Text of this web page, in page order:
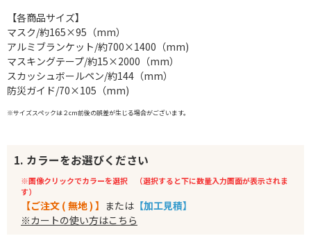
【各商品サイズ】
マスク/約165×95（mm）
アルミブランケット/約700×1400（mm)
マスキングテープ/約15×2000（mm）
スカッシュボールペン/約144（mm）
防災ガイド/70×105（mm)
※サイズスペックは２cm前後の誤差が生じる場合がございます。
1. カラーをお選びください
※画像クリックでカラーを選択 （選択すると下に数量入力画面が表示されま
す）
【ご注文 ( 無地 ) 】 または 【加工見積】
※カートの使い方はこちら